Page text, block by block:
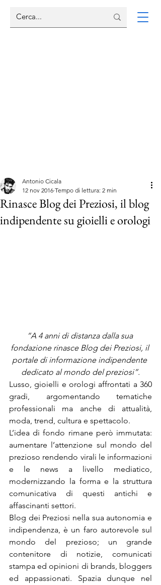
Rinasce Blog dei Preziosi, il blog
indipendente su gioielli e orologi
Antonio Cicala
12 nov 2016 Tempo di lettura: 2 min
“A 4 anni di distanza dalla sua
fondazione rinasce Blog dei Preziosi, il
portale di informazione indipendente
dedicato al mondo del preziosi”.
Lusso, gioielli e orologi affrontati a 360
gradi, argomentando tematiche
professionali ma anche di attualità,
moda, trend, cultura e spettacolo.
L’idea di fondo rimane però immutata:
aumentare l’attenzione sul mondo del
prezioso rendendo virali le informazioni
e le news a livello mediatico,
modernizzando la forma e la struttura
comunicativa di questi antichi e
affascinanti settori.
Blog dei Preziosi nella sua autonomia e
indipendenza, è un faro autorevole sul
mondo del prezioso; un grande
contenitore di notizie, comunicati
stampa ed opinioni di brands, bloggers
ed appassionati. Spazia dunque nel